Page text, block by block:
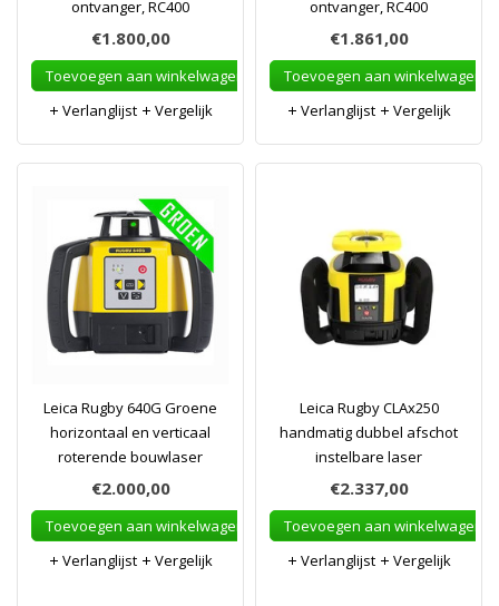
ontvanger, RC400
€1.800,00
Toevoegen aan winkelwagen
Verlanglijst
Vergelijk
ontvanger, RC400
€1.861,00
Toevoegen aan winkelwagen
Verlanglijst
Vergelijk
Leica Rugby 640G Groene
horizontaal en verticaal
roterende bouwlaser
€2.000,00
Toevoegen aan winkelwagen
Verlanglijst
Vergelijk
Leica Rugby CLAx250
handmatig dubbel afschot
instelbare laser
€2.337,00
Toevoegen aan winkelwagen
Verlanglijst
Vergelijk